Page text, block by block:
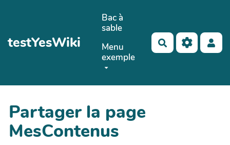
Aller au contenu principal
testYesWiki
Bac à
sable
Menu
exemple
Rechercher
Partager la page
MesContenus